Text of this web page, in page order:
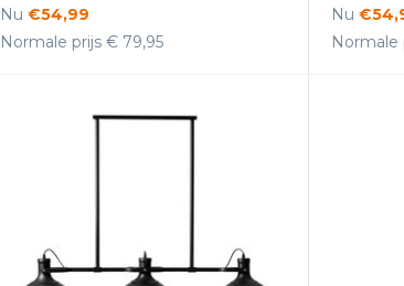
Nu €54,99
Normale prijs € 79,95
Nu
Normale